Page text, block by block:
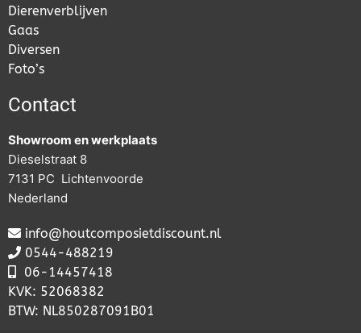
Dierenverblijven
Gaas
Diversen
Foto’s
Contact
Showroom en werkplaats
Dieselstraat 8
7131 PC Lichtenvoorde
Nederland
info@houtcomposietdiscount.nl
0544-488219
06- 14457418
KVK: 52068382
BTW: NL850287091B01